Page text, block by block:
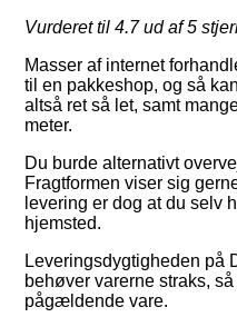
Vurderet til 4.7ud af 5
Masser af internet
til en pakkeshop, og så
altså ret så let, samt
meter.
Du burde alternativt
Fragtformen viser sig
levering er dog at du selv
hjemsted.
Leveringsdygtigheden på
behøver varerne straks,
pågældende vare.